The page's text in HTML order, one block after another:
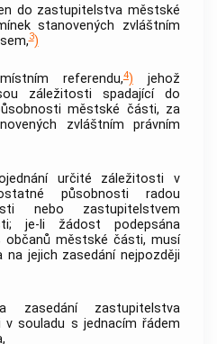
do zastupitelstva městské
stanovených zvláštním
3)
referendu,4) jehož
záležitosti spadající do
městské části, za
zvláštním právním
určité záležitosti v
působnosti radou
nebo zastupitelstvem
je-li žádost podepsána
občanů městské části, musí
na jejich zasedání nejpozději
zasedání zastupitelstva
souladu s jednacím řádem